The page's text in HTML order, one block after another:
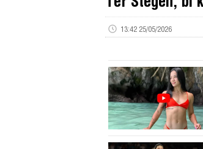
13:42 25/05/2026